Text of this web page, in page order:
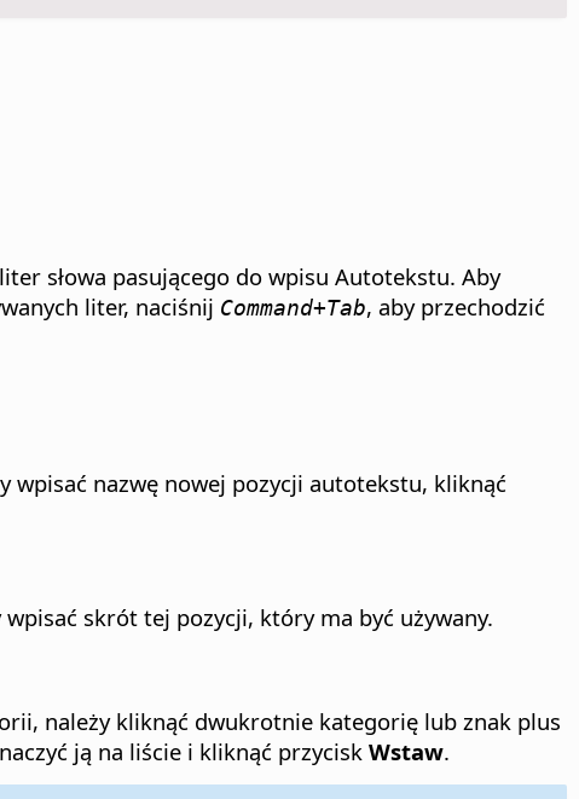
słowa pasującego do wpisu Autotekstu. Aby
liter, naciśnij Command+Tab, aby przechodzić
wpisać nazwę nowej pozycji autotekstu, kliknąć
skrót tej pozycji, który ma być używany.
należy kliknąć dwukrotnie kategorię lub znak plus
ją na liście i kliknąć przycisk Wstaw.